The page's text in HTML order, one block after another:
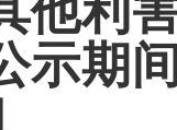
他利
示期